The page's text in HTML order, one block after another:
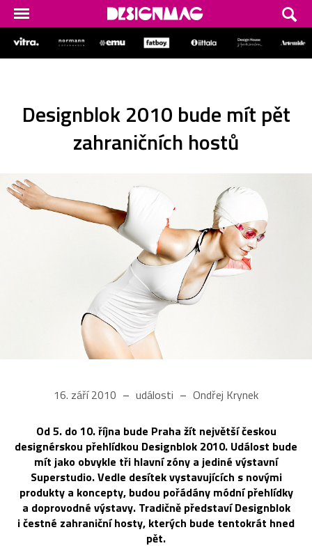
Designblok 2010 bude mít pět
zahraničních hostů
16. září 2010 události Ondřej Krynek
Od 5. do 10. října bude Praha žít největší českou
designérskou přehlídkou Designblok 2010. Událost bude
mít jako obvykle tři hlavní zóny a jediné výstavní
Superstudio. Vedle desítek vystavujících s novými
produkty a koncepty, budou pořádány módní přehlídky
a doprovodné výstavy. Tradičně představí Designblok
i čestné zahraniční hosty, kterých bude tentokrát hned
pět.